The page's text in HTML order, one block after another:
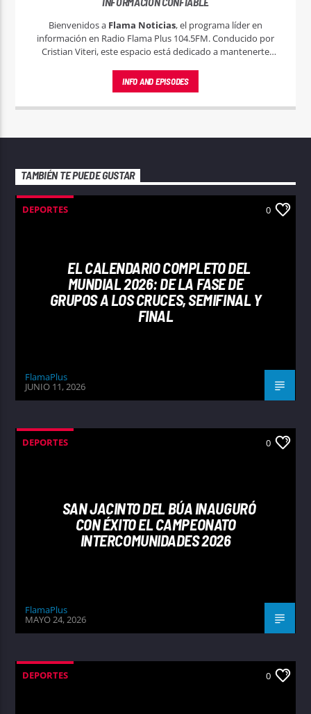
Bienvenidos a Flama Noticias, el programa líder en
información en Radio Flama Plus 104.5FM. Conducido por
Cristian Viteri, este espacio está dedicado a mantenerte
INFO AND EPISODES
TAMBIÉN TE PUEDE GUSTAR
DEPORTES 0
EL CALENDARIO COMPLETO DEL
MUNDIAL 2026: DE LA FASE DE
GRUPOS A LOS CRUCES, SEMIFINAL Y
FINAL
FlamaPlus
JUNIO 11, 2026
DEPORTES 0
SAN JACINTO DEL BÚA INAUGURÓ
CON ÉXITO EL CAMPEONATO
INTERCOMUNIDADES 2026
FlamaPlus
MAYO 24, 2026
DEPORTES 0